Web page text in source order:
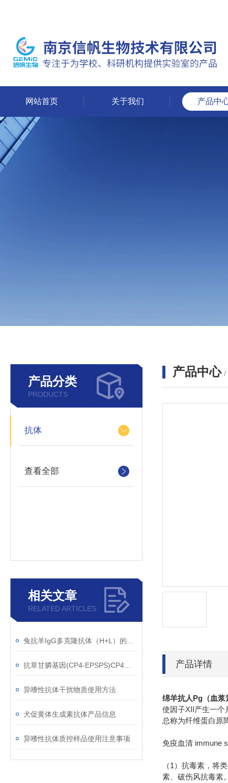
网站首页 关于我们 产品中
产品分类
PRODUCTS
抗体
查看全部
相关文章
RELATED ARTICLES
异嗜性抗体干扰物质使用方法
犬促黄体生成素抗体产品信息
异嗜性抗体质控样品使用注意事项
产品中心 /
产品详情
绵羊抗人Pg（血浆
使因子XII产生一
总称为纤维蛋白原
免疫血清 immune
（1）抗毒素，将
素、破伤风抗毒素